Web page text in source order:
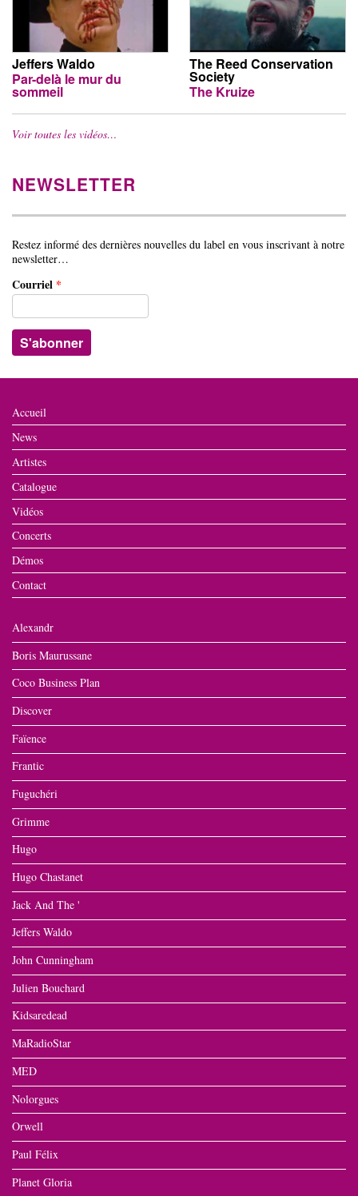
Jeffers Waldo
Par-delà le mur du
sommeil
The Reed Conservation
Society
The Kruize
Voir toutes les vidéos…
NEWSLETTER
Restez informé des dernières nouvelles du label en vous inscrivant à notre
newsletter…
Courriel *
Accueil
News
Artistes
Catalogue
Vidéos
Concerts
Démos
Contact
Alexandr
Boris Maurussane
Coco Business Plan
Discover
Faïence
Frantic
Fuguchéri
Grimme
Hugo
Hugo Chastanet
Jack And The '
Jeffers Waldo
John Cunningham
Julien Bouchard
Kidsaredead
MaRadioStar
MED
Nolorgues
Orwell
Paul Félix
Planet Gloria